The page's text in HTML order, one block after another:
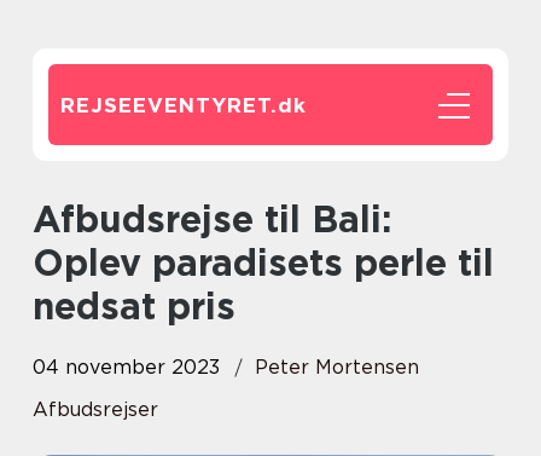
REJSEEVENTYRET.dk
Afbudsrejse til Bali:
Oplev paradisets perle til
nedsat pris
04 november 2023
Peter Mortensen
Afbudsrejser